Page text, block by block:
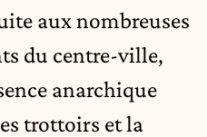
aux nombreuses
du centre-ville,
anarchique
trottoirs et la